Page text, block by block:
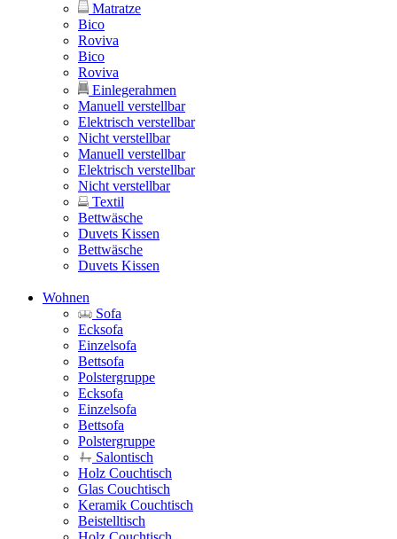
Matratze
Bico
Roviva
Bico
Roviva
Einlegerahmen
Manuell verstellbar
Elektrisch verstellbar
Nicht verstellbar
Manuell verstellbar
Elektrisch verstellbar
Nicht verstellbar
Textil
Bettwäsche
Duvets Kissen
Bettwäsche
Duvets Kissen
Wohnen
Sofa
Ecksofa
Einzelsofa
Bettsofa
Polstergruppe
Ecksofa
Einzelsofa
Bettsofa
Polstergruppe
Salontisch
Holz Couchtisch
Glas Couchtisch
Keramik Couchtisch
Beistelltisch